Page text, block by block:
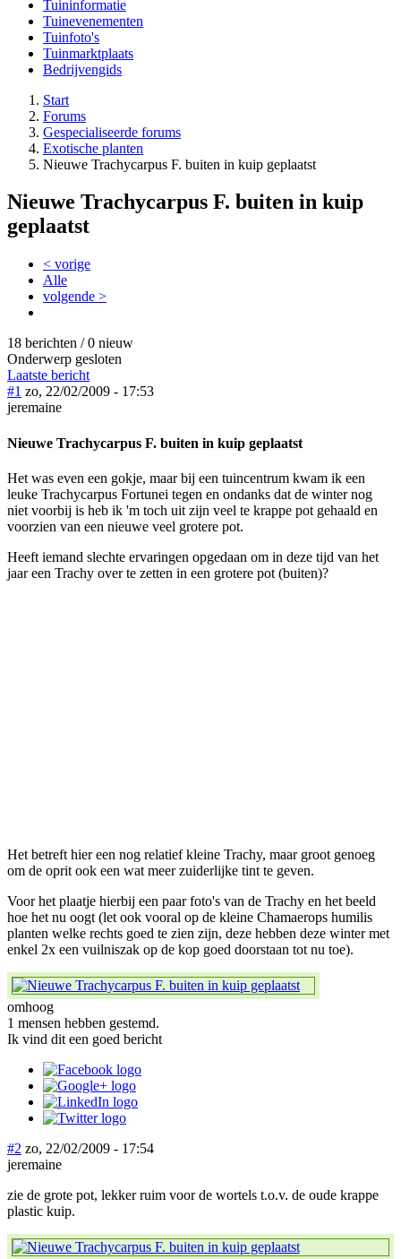
Tuininformatie
Tuinevenementen
Tuinfoto's
Tuinmarktplaats
Bedrijvengids
Start
Forums
Gespecialiseerde forums
Exotische planten
Nieuwe Trachycarpus F. buiten in kuip geplaatst
Nieuwe Trachycarpus F. buiten in kuip
geplaatst
< vorige
Alle
volgende >
18 berichten / 0 nieuw
Onderwerp gesloten
Laatste bericht
#1 zo, 22/02/2009 - 17:53
jeremaine
Nieuwe Trachycarpus F. buiten in kuip geplaatst
Het was even een gokje, maar bij een tuincentrum kwam ik een
leuke Trachycarpus Fortunei tegen en ondanks dat de winter nog
niet voorbij is heb ik 'm toch uit zijn veel te krappe pot gehaald en
voorzien van een nieuwe veel grotere pot.
Heeft iemand slechte ervaringen opgedaan om in deze tijd van het
jaar een Trachy over te zetten in een grotere pot (buiten)?
Het betreft hier een nog relatief kleine Trachy, maar groot genoeg
om de oprit ook een wat meer zuiderlijke tint te geven.
Voor het plaatje hierbij een paar foto's van de Trachy en het beeld
hoe het nu oogt (let ook vooral op de kleine Chamaerops humilis
planten welke rechts goed te zien zijn, deze hebben deze winter met
enkel 2x een vuilniszak op de kop goed doorstaan tot nu toe).
omhoog
1 mensen hebben gestemd.
Ik vind dit een goed bericht
#2 zo, 22/02/2009 - 17:54
jeremaine
zie de grote pot, lekker ruim voor de wortels t.o.v. de oude krappe
plastic kuip.